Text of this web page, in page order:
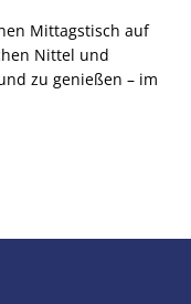
Mittagstisch auf
Nittel und
zu genießen – im